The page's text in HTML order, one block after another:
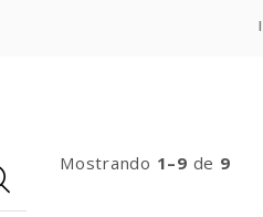
Mostrando 1–9 de 9